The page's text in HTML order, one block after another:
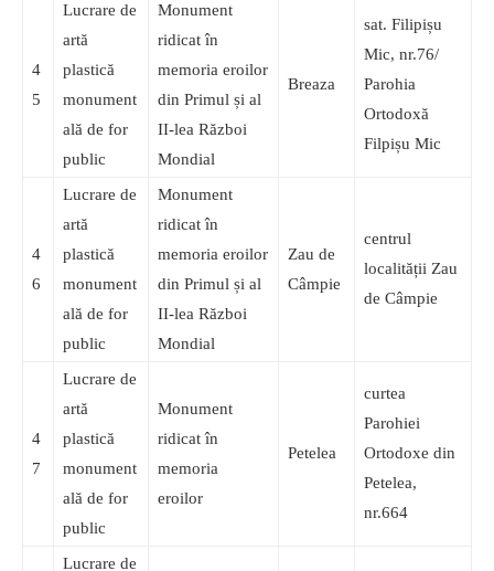
4
5
Lucrare de
artă
plastică
monument
ală de for
public
Monument
ridicat în
memoria eroilor
din Primul și al
II-lea Război
Mondial
Breaza
sat. Filipișu
Mic, nr.76/
Parohia
Ortodoxă
Filpișu Mic
4
6
Lucrare de
artă
plastică
monument
ală de for
public
Monument
ridicat în
memoria eroilor
din Primul și al
II-lea Război
Mondial
Zau de
Câmpie
centrul
localității Zau
de Câmpie
4
7
Lucrare de
artă
plastică
monument
ală de for
public
Monument
ridicat în
memoria
eroilor
Petelea
curtea
Parohiei
Ortodoxe din
Petelea,
nr.664
Lucrare de